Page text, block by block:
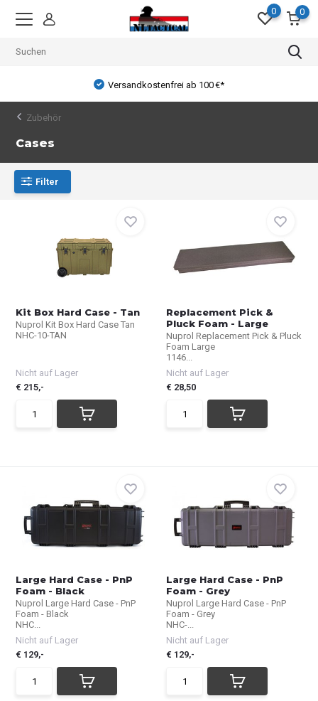
0 0
Versandkostenfrei ab 100 €*
Zubehör
Cases
Filter
Kit Box Hard Case - Tan
Nuprol Kit Box Hard Case Tan
NHC-10-TAN
Nicht auf Lager
€ 215,-
Replacement Pick &
Pluck Foam - Large
Nuprol Replacement Pick & Pluck
Foam Large
1146...
Nicht auf Lager
€ 28,50
Large Hard Case - PnP
Foam - Black
Nuprol Large Hard Case - PnP
Foam - Black
NHC...
Nicht auf Lager
€ 129,-
Large Hard Case - PnP
Foam - Grey
Nuprol Large Hard Case - PnP
Foam - Grey
NHC-...
Nicht auf Lager
€ 129,-